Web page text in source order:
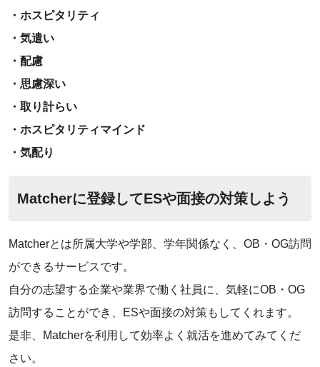
・ホスピタリティ
・気遣い
・配慮
・思慮深い
・取り計らい
・ホスピタリティマインド
・気配り
Matcherに登録してESや面接の対策しよう
Matcherとは所属大学や学部、学年関係なく、OB・OG訪問
ができるサービスです。
自分の志望する企業や業界で働く社員に、気軽にOB・OG
訪問することができ、ESや面接の対策もしてくれます。
是非、Matcherを利用して効率よく就活を進めてみてくだ
さい。